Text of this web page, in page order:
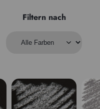
Filtern nach